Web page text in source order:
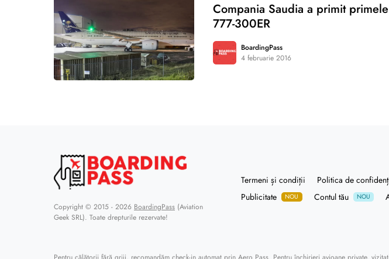
Compania Saudia a primit
777-300ER
BoardingPass
4 februarie 2016
Copyright © 2015 - 2026 BoardingPass (Aviation
Geek SRL). Toate drepturile rezervate!
Termeni și condiții Politica de
Publicitate NOU Contul tău NOU